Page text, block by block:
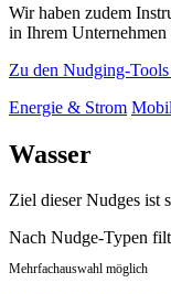
Wir haben zudem
in Ihrem Unternehmen
Zu den Nudging-Tools
Energie & Strom
Wasser
Ziel dieser Nudges ist
Nach Nudge-Typen
Mehrfachauswahl möglich